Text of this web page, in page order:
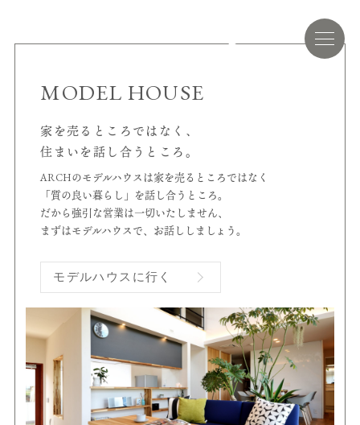
MODEL HOUSE
家を売るところではなく、
住まいを話し合うところ。
ARCHのモデルハウスは家を売るところではなく
「質の良い暮らし」を話し合うところ。
だから強引な営業は一切いたしません、
まずはモデルハウスで、お話ししましょう。
モデルハウスに行く